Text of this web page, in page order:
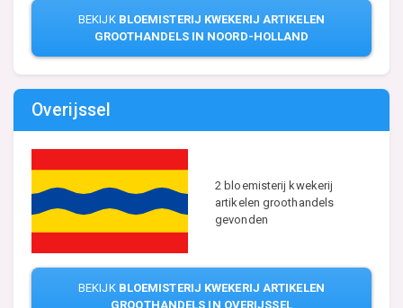
BEKIJK BLOEMISTERIJ KWEKERIJ ARTIKELEN
GROOTHANDELS IN NOORD-HOLLAND
Overijssel
2 bloemisterij kwekerij
artikelen groothandels
gevonden
BEKIJK BLOEMISTERIJ KWEKERIJ ARTIKELEN
GROOTHANDELS IN OVERIJSSEL